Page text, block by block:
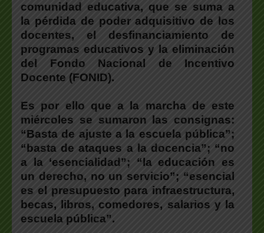
comunidad educativa, que se suma a
la pérdida de poder adquisitivo de los
docentes, el desfinanciamiento de
programas educativos y la eliminación
del Fondo Nacional de Incentivo
Docente (FONID).
Es por ello que a la marcha de este
miércoles se sumaron las consignas:
“Basta de ajuste a la escuela pública”;
“basta de ataques a la docencia”; “no
a la ‘esencialidad”; “la educación es
un derecho, no un servicio”; “esencial
es el presupuesto para infraestructura,
becas, libros, comedores, salarios y la
escuela pública”.